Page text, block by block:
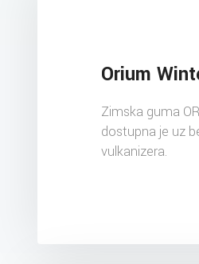
Orium
Zimska guma
dostupna je uz
vulkanizera.